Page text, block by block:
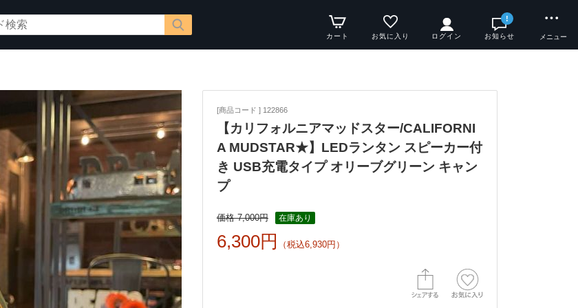
カート お気に入り ログイン
!
お知らせ メニュー
[商品コード ] 122866
【カリフォルニアマッドスター/CALIFORNI
A MUDSTAR★】LEDランタン スピーカー付
き USB充電タイプ オリーブグリーン キャン
プ
価格 7,000円 在庫あり
6,300円 （税込6,930円）